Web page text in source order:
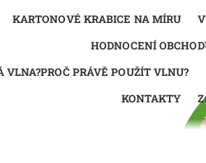
KARTONOVÉ KRABICE NA MÍRU
HODNOCENÍ
VLNA?PROČ PRÁVĚ POUŽÍT VLNU?
KONTAKTY